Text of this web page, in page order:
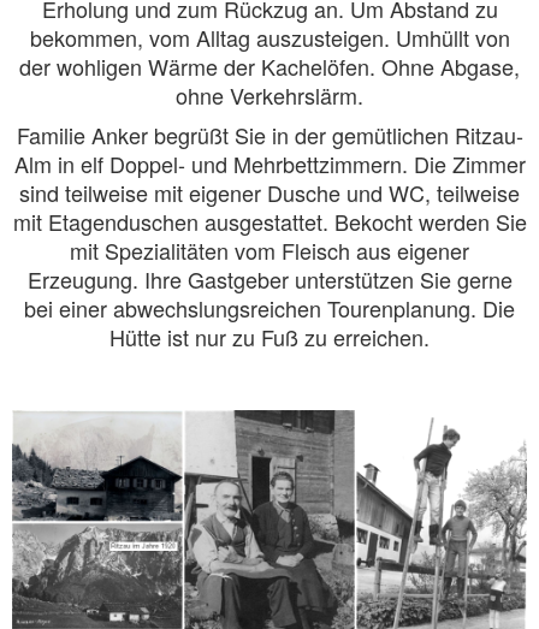
Erholung und zum Rückzug an. Um Abstand zu
bekommen, vom Alltag auszusteigen. Umhüllt von
der wohligen Wärme der Kachelöfen. Ohne Abgase,
ohne Verkehrslärm.
Familie Anker begrüßt Sie in der gemütlichen Ritzau-
Alm in elf Doppel- und Mehrbettzimmern. Die Zimmer
sind teilweise mit eigener Dusche und WC, teilweise
mit Etagenduschen ausgestattet. Bekocht werden Sie
mit Spezialitäten vom Fleisch aus eigener
Erzeugung. Ihre Gastgeber unterstützen Sie gerne
bei einer abwechslungsreichen Tourenplanung. Die
Hütte ist nur zu Fuß zu erreichen.